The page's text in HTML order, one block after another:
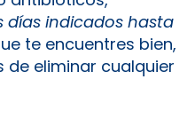
días indicados hasta
te encuentres bien,
de eliminar cualquier